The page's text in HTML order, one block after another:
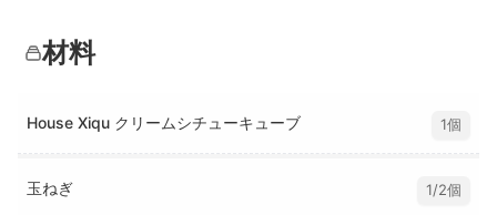
材料
House Xiqu クリームシチューキューブ 1個
玉ねぎ 1/2個